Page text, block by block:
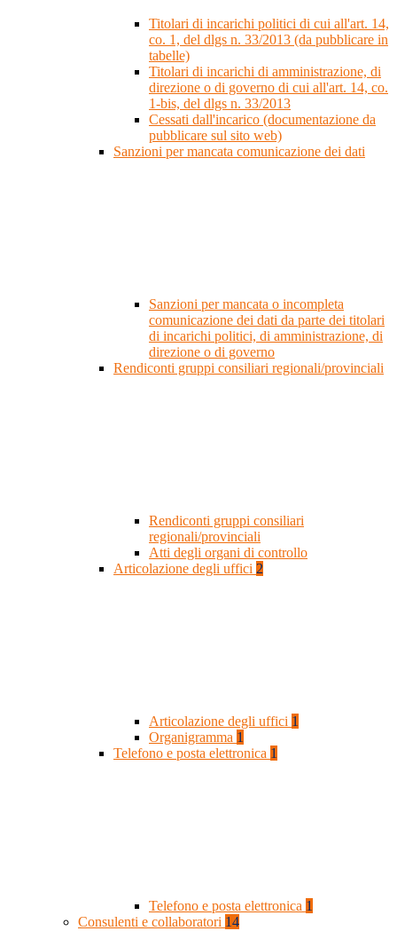
Titolari di incarichi politici di cui all'art. 14,
co. 1, del dlgs n. 33/2013 (da pubblicare in
tabelle)
Titolari di incarichi di amministrazione, di
direzione o di governo di cui all'art. 14, co.
1-bis, del dlgs n. 33/2013
Cessati dall'incarico (documentazione da
pubblicare sul sito web)
Sanzioni per mancata comunicazione dei dati
Sanzioni per mancata o incompleta
comunicazione dei dati da parte dei titolari
di incarichi politici, di amministrazione, di
direzione o di governo
Rendiconti gruppi consiliari regionali/provinciali
Rendiconti gruppi consiliari
regionali/provinciali
Atti degli organi di controllo
Articolazione degli uffici 2
Articolazione degli uffici 1
Organigramma 1
Telefono e posta elettronica 1
Telefono e posta elettronica 1
Consulenti e collaboratori 14